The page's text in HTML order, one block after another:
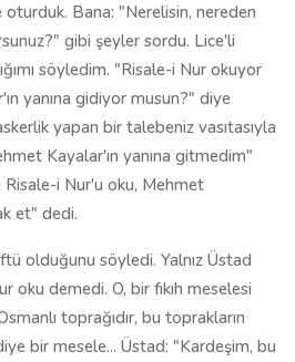
olduğunu söyledi. Yalnız Üstad
demedi. O, bir fıkıh meselesi
toprağıdır, bu toprakların
bir mesele... Üstad: "Kardeşim, bu
zekâtını versin" dedi. O anda
selamını üstada söylemek aklıma
tekrar, Risale-i Nur okumamızı,
Kayalar'ın derslerine
dedi. Sonra biz kalktık ve çıktık
kahvedeki herkes ayağa